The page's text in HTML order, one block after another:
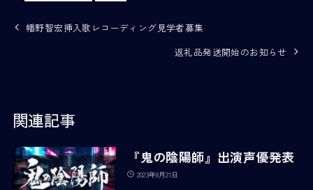
幡野智宏挿入歌レコーディング見学者募集
返礼品発送開始のお知らせ
関連記事
『鬼の陰陽師』出演声優発表
2023年8月21日